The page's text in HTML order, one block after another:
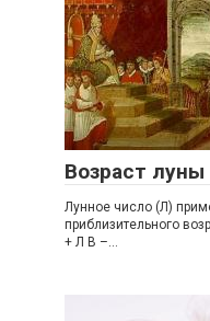
Возраст луны
Лунное число (Л)
приблизительного
+ Л В –...